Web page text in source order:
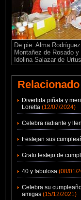
De pie: Alma
Montañez de Rosado
Idolina Salazar de
Relacionado
Divertida piñata y
Loretta (12/07/2024)
Celebra radiante y
Festejan sus
Grato festejo de
40 y fabulosa (08/01/
Celebra su
amigas (15/12/2021)